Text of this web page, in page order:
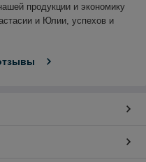
продукции и экономику
и Юлии, успехов и